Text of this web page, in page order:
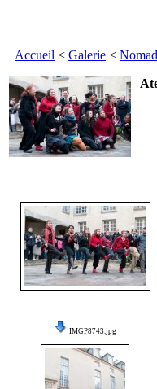
Accueil < Galerie <
IMGP8743.jpg